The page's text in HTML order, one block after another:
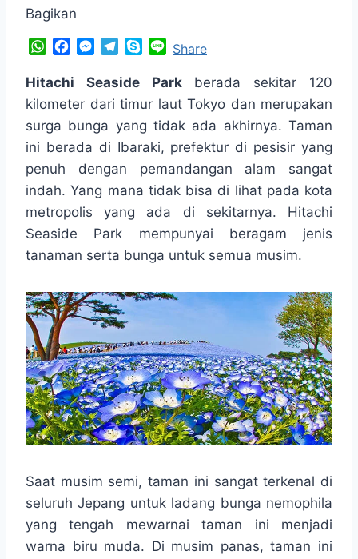
Bagikan
W
a
t
A
p
p
c
e
o
o
M
s
s
n
g
e
r
l
e
r
a
m
p
n
e
Share
Hitachi Seaside Parkberada sekitar 120
kilometer dari timur laut Tokyo dan merupakan
surga bunga yang tidak ada akhirnya. Taman
ini berada di Ibaraki, prefektur di pesisir yang
penuh dengan pemandangan alam sangat
indah. Yang mana tidak bisa di lihat pada kota
metropolis yang ada di sekitarnya. Hitachi
Seaside Park mempunyai beragam jenis
tanaman serta bunga untuk semua musim.
Saat musim semi, taman ini sangat terkenal di
seluruh Jepang untuk ladang bunga nemophila
yang tengah mewarnai taman ini menjadi
warna biru muda. Di musim panas, taman ini